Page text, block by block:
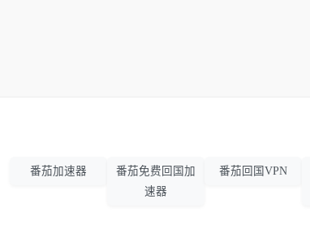
番茄加速器
番茄免费回国加
速器
番茄回国VPN